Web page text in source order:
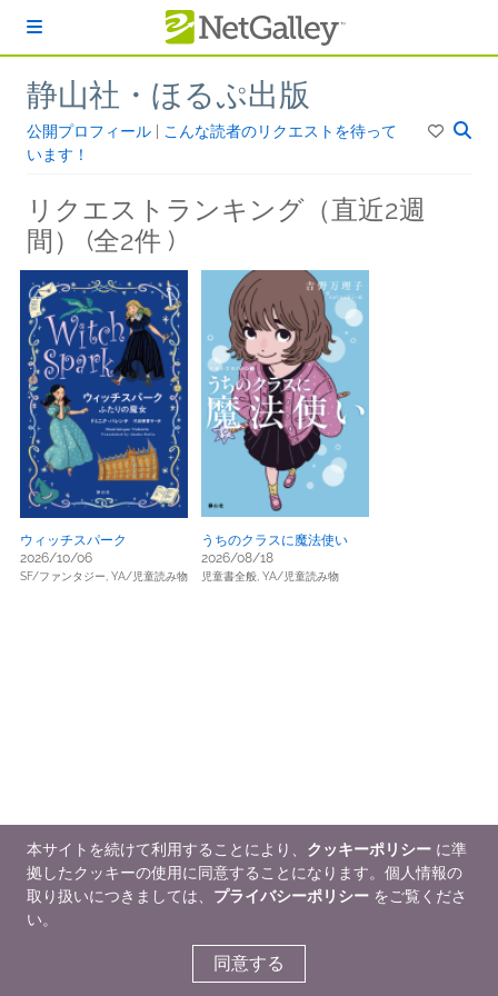
静山社・ほるぷ出版
公開プロフィール
こんな読者のリクエストを待って
います！
リクエストランキング（直近2週
間） (全2件 )
ウィッチスパーク
2026/10/06
SF/ファンタジー, YA/児童読み物
うちのクラスに魔法使い
2026/08/18
児童書全般, YA/児童読み物
本サイトを続けて利用することにより、 クッキーポリシー に準
拠したクッキーの使用に同意することになります。個人情報の
取り扱いにつきましては、 プライバシーポリシー をご覧くださ
い。
同意する